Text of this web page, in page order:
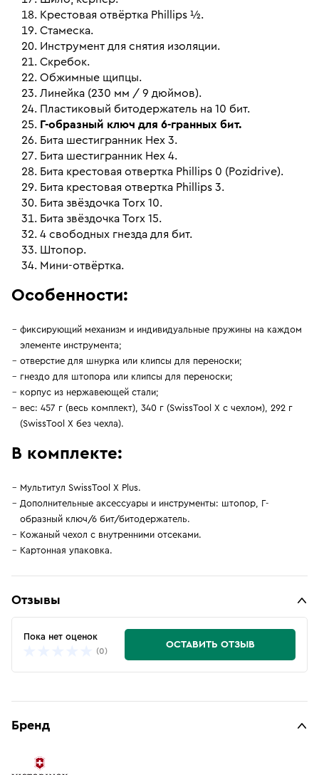
Крестовая отвёртка Phillips ½.
Стамеска.
Инструмент для снятия изоляции.
Скребок.
Обжимные щипцы.
Линейка (230 мм / 9 дюймов).
Пластиковый битодержатель на 10 бит.
Г-образный ключ для 6-гранных бит.
Бита шестигранник Hex 3.
Бита шестигранник Hex 4.
Бита крестовая отвертка Phillips 0 (Pozidrive).
Бита крестовая отвертка Phillips 3.
Бита звёздочка Torx 10.
Бита звёздочка Torx 15.
4 свободных гнезда для бит.
Штопор.
Мини-отвёртка.
Особенности:
фиксирующий механизм и индивидуальные пружины на каждом
элементе инструмента;
отверстие для шнурка или клипсы для переноски;
гнездо для штопора или клипсы для переноски;
корпус из нержавеющей стали;
вес: 457 г (весь комплект), 340 г (SwissTool X с чехлом), 292 г
(SwissTool X без чехла).
В комплекте:
Мультитул SwissTool X Plus.
Дополнительные аксессуары и инструменты: штопор, Г-
образный ключ/6 бит/битодержатель.
Кожаный чехол с внутренними отсеками.
Картонная упаковка.
Отзывы
Пока нет оценок
(0)
ОСТАВИТЬ ОТЗЫВ
Бренд